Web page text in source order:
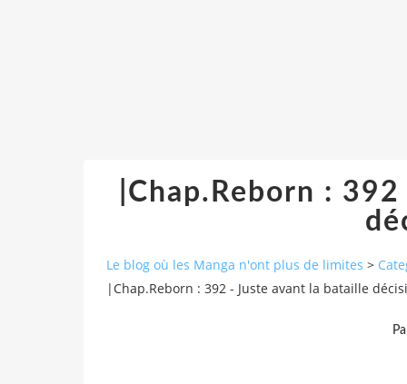
|Chap.Reborn :
Le blog où les Manga n'ont plus de limites >
|Chap.Reborn : 392 - Juste avant la bataille